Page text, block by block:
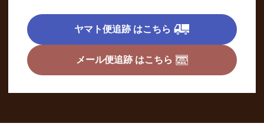
ヤマト便追跡 はこちら
メール便追跡 はこちら